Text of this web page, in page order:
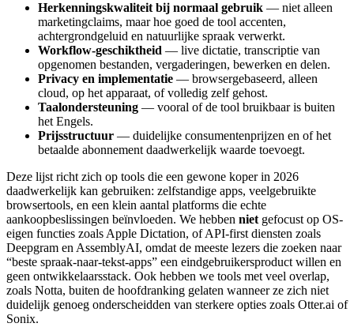
Herkenningskwaliteit bij normaal gebruik — niet alleen
marketingclaims, maar hoe goed de tool accenten,
achtergrondgeluid en natuurlijke spraak verwerkt.
Workflow-geschiktheid — live dictatie, transcriptie van
opgenomen bestanden, vergaderingen, bewerken en delen.
Privacy en implementatie — browsergebaseerd, alleen
cloud, op het apparaat, of volledig zelf gehost.
Taalondersteuning — vooral of de tool bruikbaar is buiten
het Engels.
Prijsstructuur — duidelijke consumentenprijzen en of het
betaalde abonnement daadwerkelijk waarde toevoegt.
Deze lijst richt zich op tools die een gewone koper in 2026
daadwerkelijk kan gebruiken: zelfstandige apps, veelgebruikte
browsertools, en een klein aantal platforms die echte
aankoopbeslissingen beïnvloeden. We hebben niet gefocust op OS-
eigen functies zoals Apple Dictation, of API-first diensten zoals
Deepgram en AssemblyAI, omdat de meeste lezers die zoeken naar
“beste spraak-naar-tekst-apps” een eindgebruikersproduct willen en
geen ontwikkelaarsstack. Ook hebben we tools met veel overlap,
zoals Notta, buiten de hoofdranking gelaten wanneer ze zich niet
duidelijk genoeg onderscheidden van sterkere opties zoals Otter.ai of
Sonix.